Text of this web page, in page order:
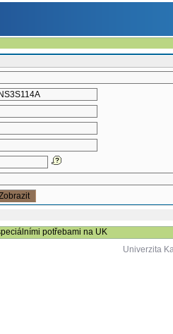
potřebami na UK
Univerzita